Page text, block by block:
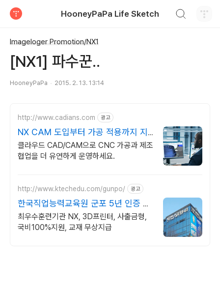
HooneyPaPa Life Sketch
Imageloger Promotion/NX1
[NX1] 파수꾼..
HooneyPaPa 2015. 2. 13. 13:14
http://www.cadians.com 광고
NX CAM 도입부터 가공 적용까지 지
원
클라우드 CAD/CAM으로 CNC 가공과 제조
협업을 더 유연하게 운영하세요.
http://www.ktechedu.com/gunpo/ 광고
한국직업능력교육원 군포 5년 인증 우
수 훈련 기관
최우수훈련기관 NX, 3D프린터, 사출금형,
국비100%지원, 교재 무상지급